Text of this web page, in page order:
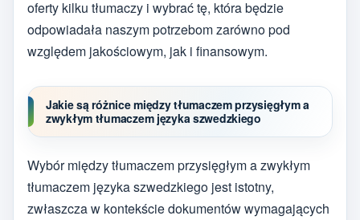
oferty kilku tłumaczy i wybrać tę, która będzie
odpowiadała naszym potrzebom zarówno pod
względem jakościowym, jak i finansowym.
Jakie są różnice między tłumaczem przysięgłym a
zwykłym tłumaczem języka szwedzkiego
Wybór między tłumaczem przysięgłym a zwykłym
tłumaczem języka szwedzkiego jest istotny,
zwłaszcza w kontekście dokumentów wymagających